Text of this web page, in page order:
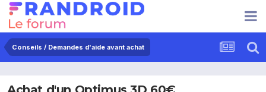
Conseils / Demandes d'aide avant achat